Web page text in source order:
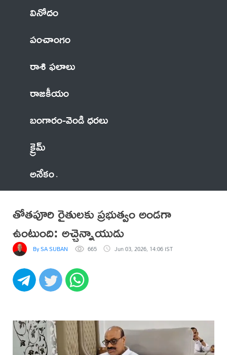
వినోదం
పంచాంగం
రాశి ఫలాలు
రాజకీయం
బంగారం-వెండి ధరలు
క్రైమ్
అనేకం
తోత‌పూరి రైతులకు ప్రభుత్వం అండగా
ఉంటుంది: అచ్చెన్నాయుడు
By SA SUBAN 665 Jun 03, 2026, 14:06 IST